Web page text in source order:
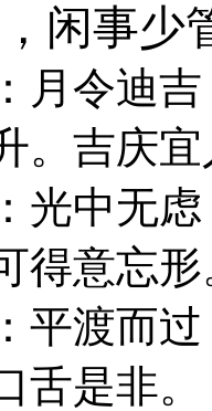
闲事少
月令迪
。吉庆
光中无
得意忘形
平渡而
舌是非。